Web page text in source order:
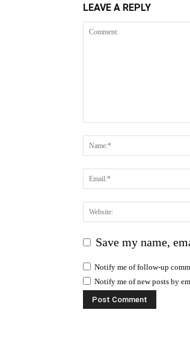
LEAVE A REPLY
Save my name,
Notify me of follow-up
Notify me of new posts by